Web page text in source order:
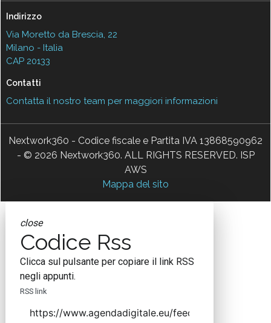
Indirizzo
Via Moretto da Brescia, 22
Milano - Italia
CAP 20133
Contatti
Contatta il nostro team per maggiori informazioni
Nextwork360 - Codice fiscale e Partita IVA 13868590962
- © 2026 Nextwork360. ALL RIGHTS RESERVED. ISP
AWS
Mappa del sito
close
Codice Rss
Clicca sul pulsante per copiare il link RSS
negli appunti.
RSS link